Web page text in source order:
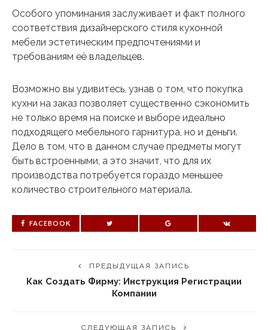
Особого упоминания заслуживает и факт полного
соответствия дизайнерского стиля кухонной
мебели эстетическим предпочтениями и
требованиям её владельцев.
Возможно вы удивитесь, узнав о том, что покупка
кухни на заказ позволяет существенно сэкономить
не только время на поиске и выборе идеально
подходящего мебельного гарнитура, но и деньги.
Дело в том, что в данном случае предметы могут
быть встроенными, а это значит, что для их
производства потребуется гораздо меньшее
количество строительного материала.
FACEBOOK
ПРЕДЫДУЩАЯ ЗАПИСЬ
Как Создать Фирму: Инструкция Регистрации
Компании
СЛЕДУЮЩАЯ ЗАПИСЬ